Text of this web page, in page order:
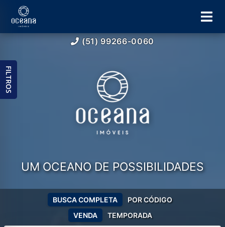
(51) 99266-0060
UM OCEANO DE POSSIBILIDADES
VENDA TEMPORADA
BUSCA COMPLETA POR CÓDIGO
FILTROS